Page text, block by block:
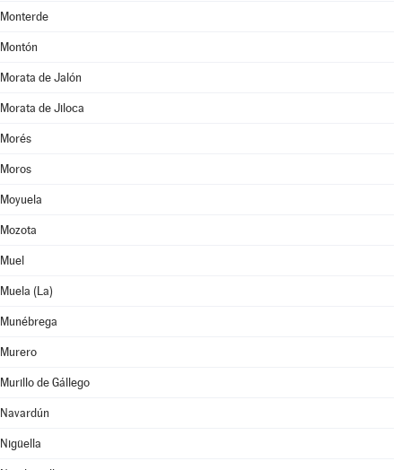
Monterde
Montón
Morata de Jalón
Morata de Jiloca
Morés
Moros
Moyuela
Mozota
Muel
Muela (La)
Munébrega
Murero
Murillo de Gállego
Navardún
Nigüella